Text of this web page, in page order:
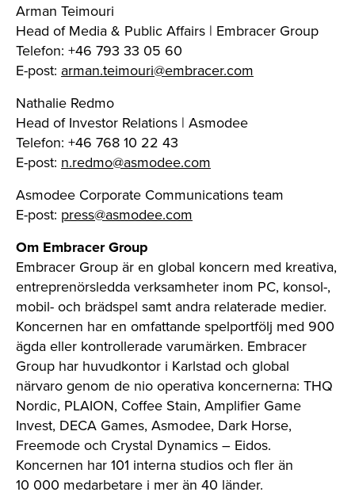
Arman Teimouri
Head of Media & Public Affairs | Embracer Group
Telefon: +46 793 33 05 60
E-post: arman.teimouri@embracer.com
Nathalie Redmo
Head of Investor Relations | Asmodee
Telefon: +46 768 10 22 43
E-post: n.redmo@asmodee.com
Asmodee Corporate Communications team
E-post: press@asmodee.com
Om Embracer Group
Embracer Group är en global koncern med kreativa,
entreprenörsledda verksamheter inom PC, konsol-,
mobil- och brädspel samt andra relaterade medier.
Koncernen har en omfattande spelportfölj med 900
ägda eller kontrollerade varumärken. Embracer
Group har huvudkontor i Karlstad och global
närvaro genom de nio operativa koncernerna: THQ
Nordic, PLAION, Coffee Stain, Amplifier Game
Invest, DECA Games, Asmodee, Dark Horse,
Freemode och Crystal Dynamics – Eidos.
Koncernen har 101 interna studios och fler än
10 000 medarbetare i mer än 40 länder.